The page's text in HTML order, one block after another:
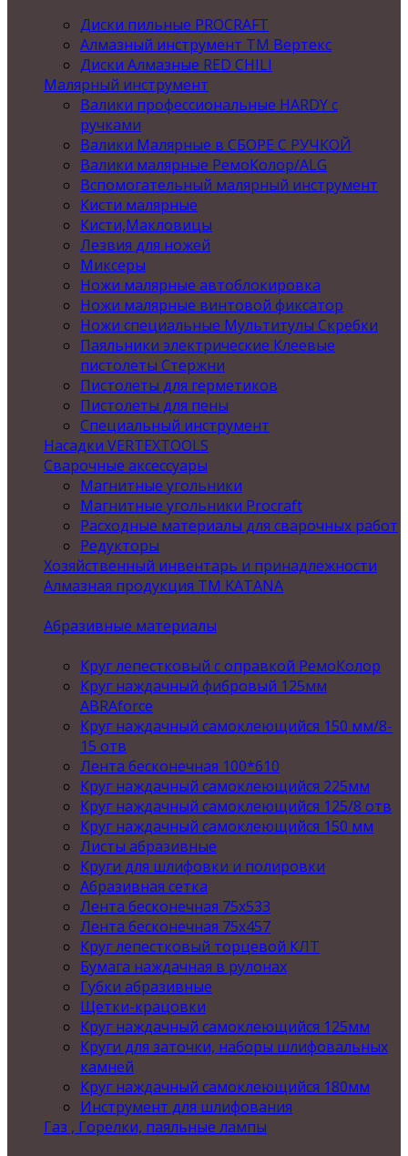
Диски пильные PROCRAFT
Алмазный инструмент ТМ Вертекс
Диски Алмазные RED CHILI
Малярный инструмент
Валики профессиональные HARDY с
ручками
Валики Малярные в СБОРЕ С РУЧКОЙ
Валики малярные РемоКолор/ALG
Вспомогательный малярный инструмент
Кисти малярные
Кисти,Макловицы
Лезвия для ножей
Миксеры
Ножи малярные автоблокировка
Ножи малярные винтовой фиксатор
Ножи специальные Мультитулы Скребки
Паяльники электрические Клеевые
пистолеты Стержни
Пистолеты для герметиков
Пистолеты для пены
Специальный инструмент
Насадки VERTEXTOOLS
Сварочные аксессуары
Магнитные угольники
Магнитные угольники Procraft
Расходные материалы для сварочных работ
Редукторы
Хозяйственный инвентарь и принадлежности
Алмазная продукция ТМ KATANA
Абразивные материалы
Круг лепестковый с оправкой РемоКолор
Круг наждачный фибровый 125мм
ABRAforce
Круг наждачный самоклеющийся 150 мм/8-
15 отв
Лента бесконечная 100*610
Круг наждачный самоклеющийся 225мм
Круг наждачный самоклеющийся 125/8 отв
Круг наждачный самоклеющийся 150 мм
Листы абразивные
Круги для шлифовки и полировки
Абразивная сетка
Лента бесконечная 75х533
Лента бесконечная 75х457
Круг лепестковый торцевой КЛТ
Бумага наждачная в рулонах
Губки абразивные
Щетки-крацовки
Круг наждачный самоклеющийся 125мм
Круги для заточки, наборы шлифовальных
камней
Круг наждачный самоклеющийся 180мм
Инструмент для шлифования
Газ , Горелки, паяльные лампы